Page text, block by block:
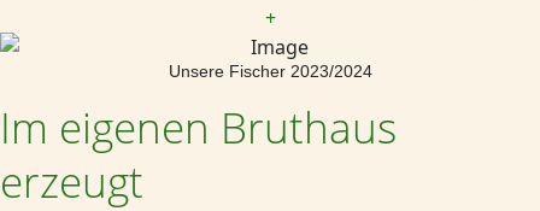
+
Unsere Fischer 2023/2024
Im eigenen Bruthaus
erzeugt